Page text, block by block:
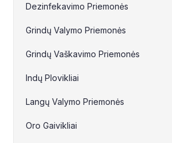
Dezinfekavimo Priemonės
Grindų Valymo Priemonės
Grindų Vaškavimo Priemonės
Indų Plovikliai
Langų Valymo Priemonės
Oro Gaivikliai